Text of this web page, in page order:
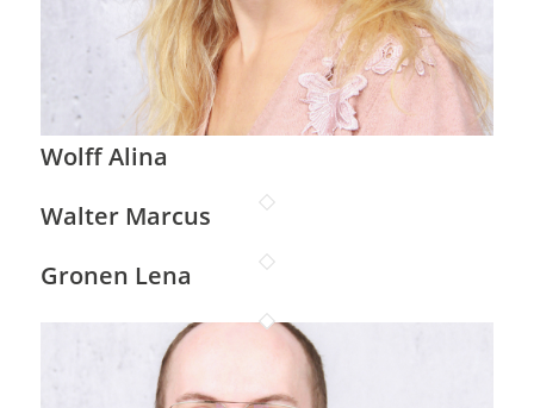
Wolff Alina
Walter Marcus
Gronen Lena